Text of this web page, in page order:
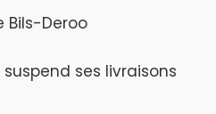
Bils-Deroo
suspend ses livraisons